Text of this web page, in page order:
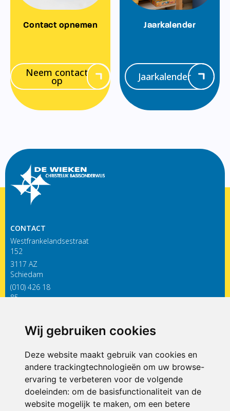
Wij gebruiken cookies
Deze website maakt gebruik van cookies en
andere trackingtechnologieën om uw browse-
ervaring te verbeteren voor de volgende
doeleinden: om de basisfunctionaliteit van de
website mogelijk te maken, om een betere
Contact opnemen
Neem contact
op
Jaarkalender
Jaarkalender
CONTACT
Westfrankelandsestraat
152
3117 AZ
Schiedam
(010) 426 18
85
ONDERDEEL VAN